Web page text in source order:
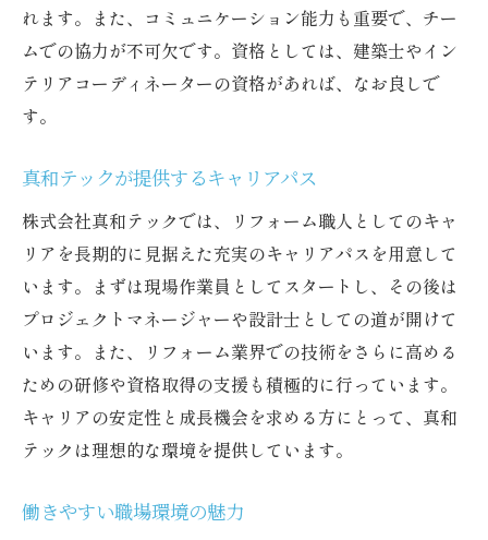
れます。また、コミュニケーション能力も重要で、チー
ムでの協力が不可欠です。資格としては、建築士やイン
テリアコーディネーターの資格があれば、なお良しで
す。
真和テックが提供するキャリアパス
株式会社真和テックでは、リフォーム職人としてのキャ
リアを長期的に見据えた充実のキャリアパスを用意して
います。まずは現場作業員としてスタートし、その後は
プロジェクトマネージャーや設計士としての道が開けて
います。また、リフォーム業界での技術をさらに高める
ための研修や資格取得の支援も積極的に行っています。
キャリアの安定性と成長機会を求める方にとって、真和
テックは理想的な環境を提供しています。
働きやすい職場環境の魅力